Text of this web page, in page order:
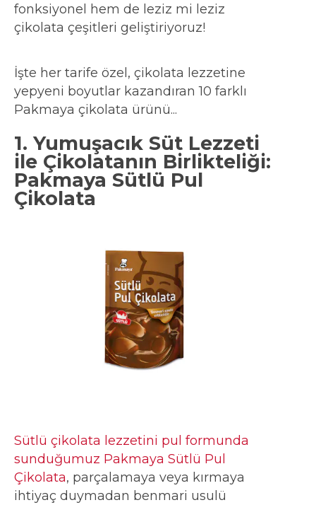
fonksiyonel hem de leziz mi leziz
çikolata çeşitleri geliştiriyoruz!
İşte her tarife özel, çikolata lezzetine
yepyeni boyutlar kazandıran 10 farklı
Pakmaya çikolata ürünü...
1. Yumuşacık Süt Lezzeti
ile Çikolatanın Birlikteliği:
Pakmaya Sütlü Pul
Çikolata
Sütlü çikolata lezzetini pul formunda
sunduğumuz Pakmaya Sütlü Pul
Çikolata, parçalamaya veya kırmaya
ihtiyaç duymadan benmari usulü